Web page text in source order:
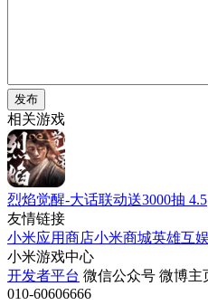
发布
相关游戏
烈焰觉醒-大话联动送3000抽 4.5
友情链接
小米应用商店小米商城英雄互娱
小米游戏中心
开发者平台 微信公众号 微博主
010-60606666